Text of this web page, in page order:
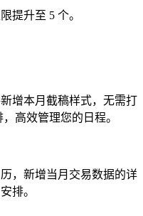
升至 5 个。
本月截稿样式，无需打
高效管理您的日程。
新增当月交易数据的详
排。